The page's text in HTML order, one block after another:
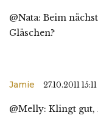
@Nata: Beim
Gläschen?
Jamie 27.10.2011 15:11
@Melly: Klingt